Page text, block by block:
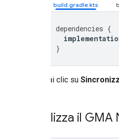
dependencies {
}
Fai clic su
Inizializza il GMA